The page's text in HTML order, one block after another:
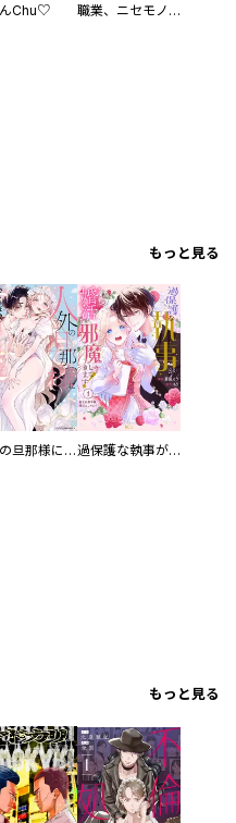
Chu♡ 職業、ニセモノ～あなたに偽は見抜けない【電子単行本版】
もっと見る
人外の旦那様に娶られ毎晩ナカまで愛される…。アンソロジー 過保護な執事が私の婚活を邪魔してきます！ 分冊版
もっと見る